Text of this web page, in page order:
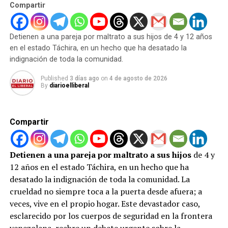
es detectada en el Puesto de Atención al Ciudadano San
Antonio”, apuntó el militar en la misma red social, junto
a imágenes que daban cuenta del procedimiento.
Cortesía:http://puntodecorte.net
Facebook: @diarioelliberal
Instagram: @diarioelliberal
Twitter: @webelliberal
ADVERTISEMENT
Tiktok: @diarioelliberal
Compartir
Detienen a una pareja por maltrato a sus hijos de 4 y 12 años
en el estado Táchira, en un hecho que ha desatado la
indignación de toda la comunidad.
Published 3 días ago on 4 de agosto de 2026
By diarioelliberal
Compartir
Detienen a una pareja por maltrato a sus hijosde 4 y
12 años en el estado Táchira, en un hecho que ha
desatado la indignación de toda la comunidad. La
crueldad no siempre toca a la puerta desde afuera; a
veces, vive en el propio hogar. Este devastador caso,
esclarecido por los cuerpos de seguridad en la frontera